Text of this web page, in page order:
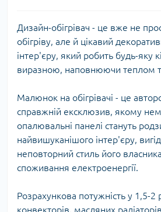
Дизайн-обігрівач - це вже не
обігріву, але й цікавий
інтер'єру, який робить будь-яку
виразною, наповнюючи теплом
Малюнок на обігрівачі - це
справжній ексклюзив, якому
опалювальні панелі стануть
найвишуканішого інтер'єру,
неповторний стиль його
споживання електроенергії.
Розрахункова потужність у 1,5-
конвекторів, масляних